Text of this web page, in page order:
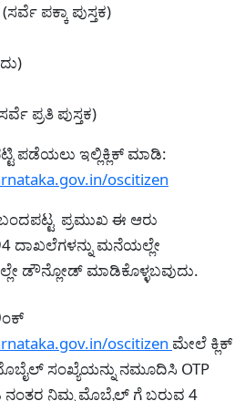
ಪಕ್ಕಾ ಪುಸ್ತಕ)
ಪ್ರತಿ ಪುಸ್ತಕ)
ಪಡೆಯಲು ಇಲ್ಲಿಕ್ಲಿಕ್ ಮಾಡಿ:
oscitizen
ಪ್ರಮುಖ ಈ ಆರು
ದಾಖಲೆಗಳನ್ನು ಮನೆಯಲ್ಲೇ
ಡೌನ್ಲೋಡ್ ಮಾಡಿಕೊಳ್ಳಬವುದು.
oscitizen ಮೇಲೆ ಕ್ಲಿಕ್
ಸಂಖ್ಯೆಯನ್ನು ನಮೂದಿಸಿ OTP
ನಿಮ್ಮ ಮೊಬೈಲ್ ಗೆ ಬರುವ 4